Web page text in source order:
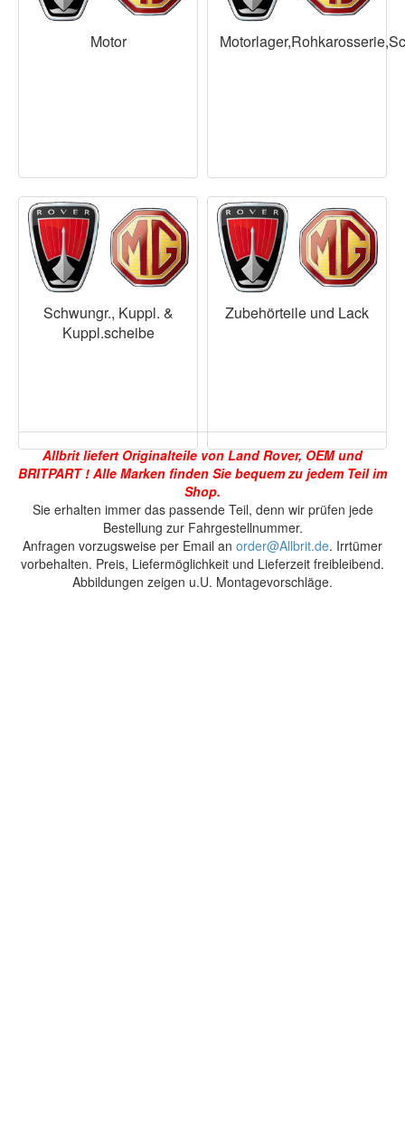
Motor
Schwungr., Kuppl. &
Kuppl.scheibe
Zubehörteile und Lack
Allbrit liefert Originalteile von Land Rover, OEM und
BRITPART ! Alle Marken finden Sie bequem zu jedem Teil im
Shop.
Sie erhalten immer das passende Teil, denn wir prüfen jede
Bestellung zur Fahrgestellnummer.
Anfragen vorzugsweise per Email an order@Allbrit.de. Irrtümer
vorbehalten. Preis, Liefermöglichkeit und Lieferzeit freibleibend.
Abbildungen zeigen u.U. Montagevorschläge.